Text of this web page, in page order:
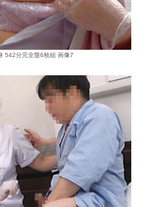
542分完全盤6枚組 画像7